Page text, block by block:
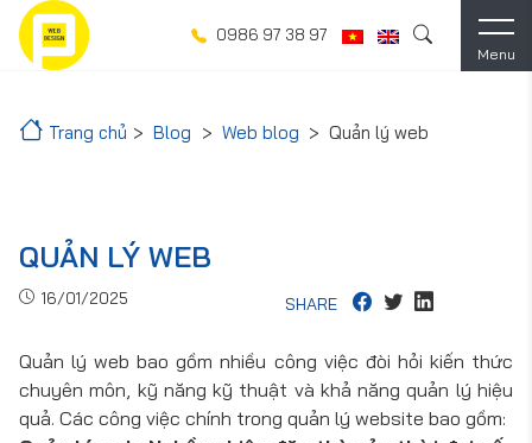
Menu
0986 97 38 97
Trang chủ Blog Web blog Quản lý web
QUẢN LÝ WEB
16/01/2025 SHARE
Quản lý web bao gồm nhiều công việc đòi hỏi kiến thức
chuyên môn, kỹ năng kỹ thuật và khả năng quản lý hiệu
quả. Các công việc chính trong quản lý website bao gồm: